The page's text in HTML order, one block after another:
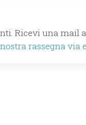
Ricevi una mail
rassegna via